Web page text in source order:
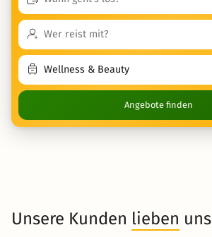
Angebote finden
Unsere Kunden lieben uns